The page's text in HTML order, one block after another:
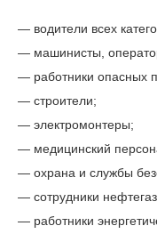
— водители всех
— машинисты,
— работники опасных
— строители;
— электромонтеры;
— медицинский
— охрана и службы
— сотрудники
— работники